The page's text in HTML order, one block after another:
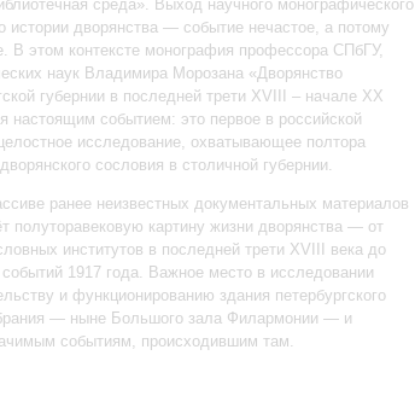
среда». Выход научного монографического
истории дворянства — событие нечастое, а потому
В этом контексте монография профессора СПбГУ,
наук Владимира Морозана «Дворянство
губернии в последней трети XVIII – начале ХХ
настоящим событием: это первое в российской
исследование, охватывающее полтора
сословия в столичной губернии.
ранее неизвестных документальных материалов
полуторавековую картину жизни дворянства — от
институтов в последней трети XVIII века до
1917 года. Важное место в исследовании
и функционированию здания петербургского
— ныне Большого зала Филармонии — и
событиям, происходившим там.